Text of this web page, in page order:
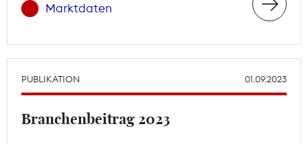
Marktdaten
PUBLIKATION 01.09.2023
Branchenbeitrag 2023